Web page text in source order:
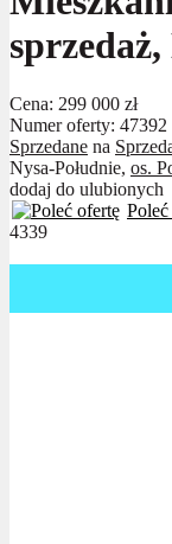
Cena: 299 000 zł
Numer oferty: 47392
Sprzedane na
Nysa-Południe, os.
dodaj do ulubionych
4339